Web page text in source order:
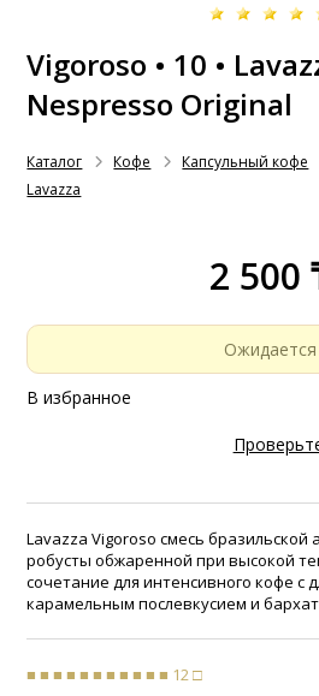
Vigoroso • 10 •
Nespresso Original
Каталог Кофе Капсульный кофе
Lavazza
2 500
Ожидается
В избранное
Lavazza Vigoroso смесь
робусты обжаренной при высокой
сочетание для интенсивного кофе с
карамельным послевкусием и
■ ■ ■ ■ ■ ■ ■ ■ ■ ■ ■ 12 □